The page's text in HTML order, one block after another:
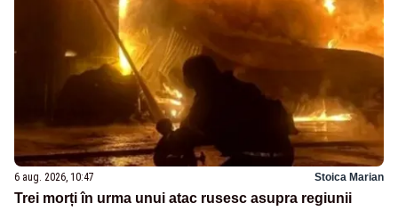
6 aug. 2026, 10:47 Stoica Marian
Trei morți în urma unui atac rusesc asupra regiunii